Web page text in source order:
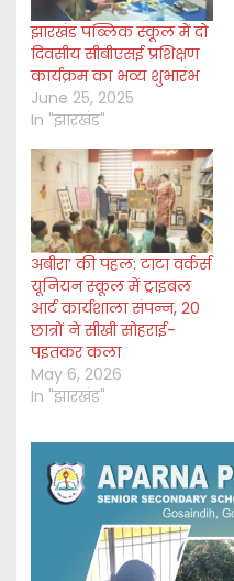
झारखंड पब्लिक स्कूल में दो
दिवसीय सीबीएसई प्रशिक्षण
कार्यक्रम का भव्य शुभारंभ
June 25, 2025
In "झारखंड"
अबीरा’ की पहल: टाटा वर्कर्स
यूनियन स्कूल में ट्राइबल
आर्ट कार्यशाला संपन्न, 20
छात्रों ने सीखी सोहराई-
पइतकर कला
May 6, 2026
In "झारखंड"